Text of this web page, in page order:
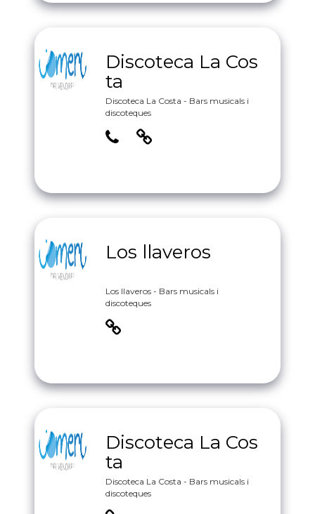
Discoteca La Cos
ta
Discoteca La Costa - Bars musicals i
discoteques
Los llaveros
Los llaveros - Bars musicals i
discoteques
Discoteca La Cos
ta
Discoteca La Costa - Bars musicals i
discoteques